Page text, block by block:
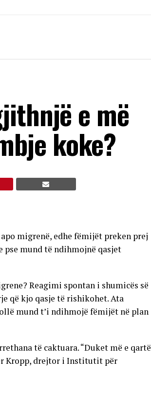
e më
koke?
migrenë, edhe fëmijët preken prej
mund të ndihmojnë qasjet
Reagimi spontan i shumicës së
që kjo qasje të rishikohet. Ata
mund t’i ndihmojë fëmijët në plan
të caktuara. “Duket më e qartë
Kropp, drejtor i Institutit për